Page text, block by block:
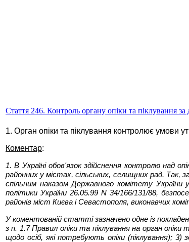
Стаття 246. Контроль органу опіки та піклування
1. Орган опіки та піклування контролює умови
Коментар:
1. В Україні обов'язок здійснення контролю над
районних у містах, сільських, селищних рад. Так,
спільним наказом Державного комітету України
політики України 26.05.99 N 34/166/131/88,
районів міст Києва і Севастополя, виконавчих
У коментованій статті зазначено одне із
з п. 1.7 Правил опіки та піклування на орган
щодо осіб, які потребують опіки (піклування); 3)